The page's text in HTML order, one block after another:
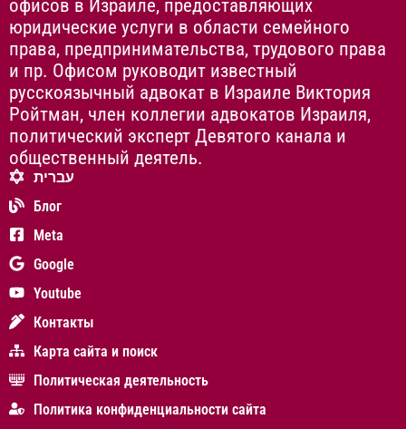
офисов в Израиле, предоставляющих
юридические услуги в области семейного
права, предпринимательства, трудового права
и пр. Офисом руководит известный
русскоязычный адвокат в Израиле Виктория
Ройтман, член коллегии адвокатов Израиля,
политический эксперт Девятого канала и
общественный деятель.
עברית
Блог
Meta
Google
Youtube
Контакты
Карта сайта и поиск
Политическая деятельность
Политика конфиденциальности сайта